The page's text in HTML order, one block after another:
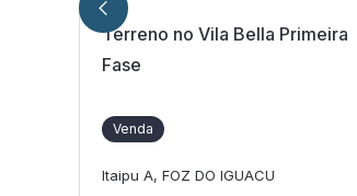
Terreno no Vila Bella Primeira
Fase
Venda
Itaipu A, FOZ DO IGUACU